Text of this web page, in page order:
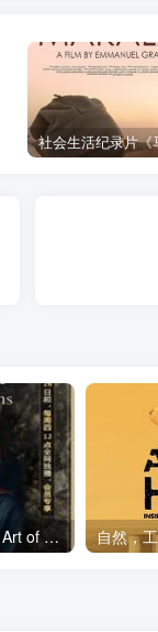
艺术纪录片《波斯艺术 Art of Persia》下载